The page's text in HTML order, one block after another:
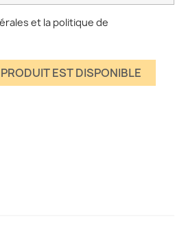
et la politique de
EST DISPONIBLE